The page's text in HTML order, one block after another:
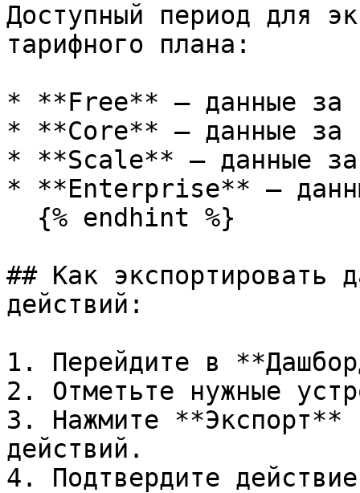
Доступный период для
тарифного плана:
* **Free** — данные за
* **Core** — данные за
* **Scale** — данные за
* **Enterprise** —
## Как экспортировать
действий:
1. Перейдите в
2. Отметьте нужные
3. Нажмите **Экспорт**
действий.
4. Подтвердите